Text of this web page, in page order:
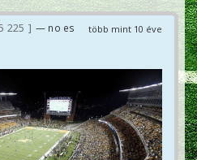
több mint 10 éve
225
— no es